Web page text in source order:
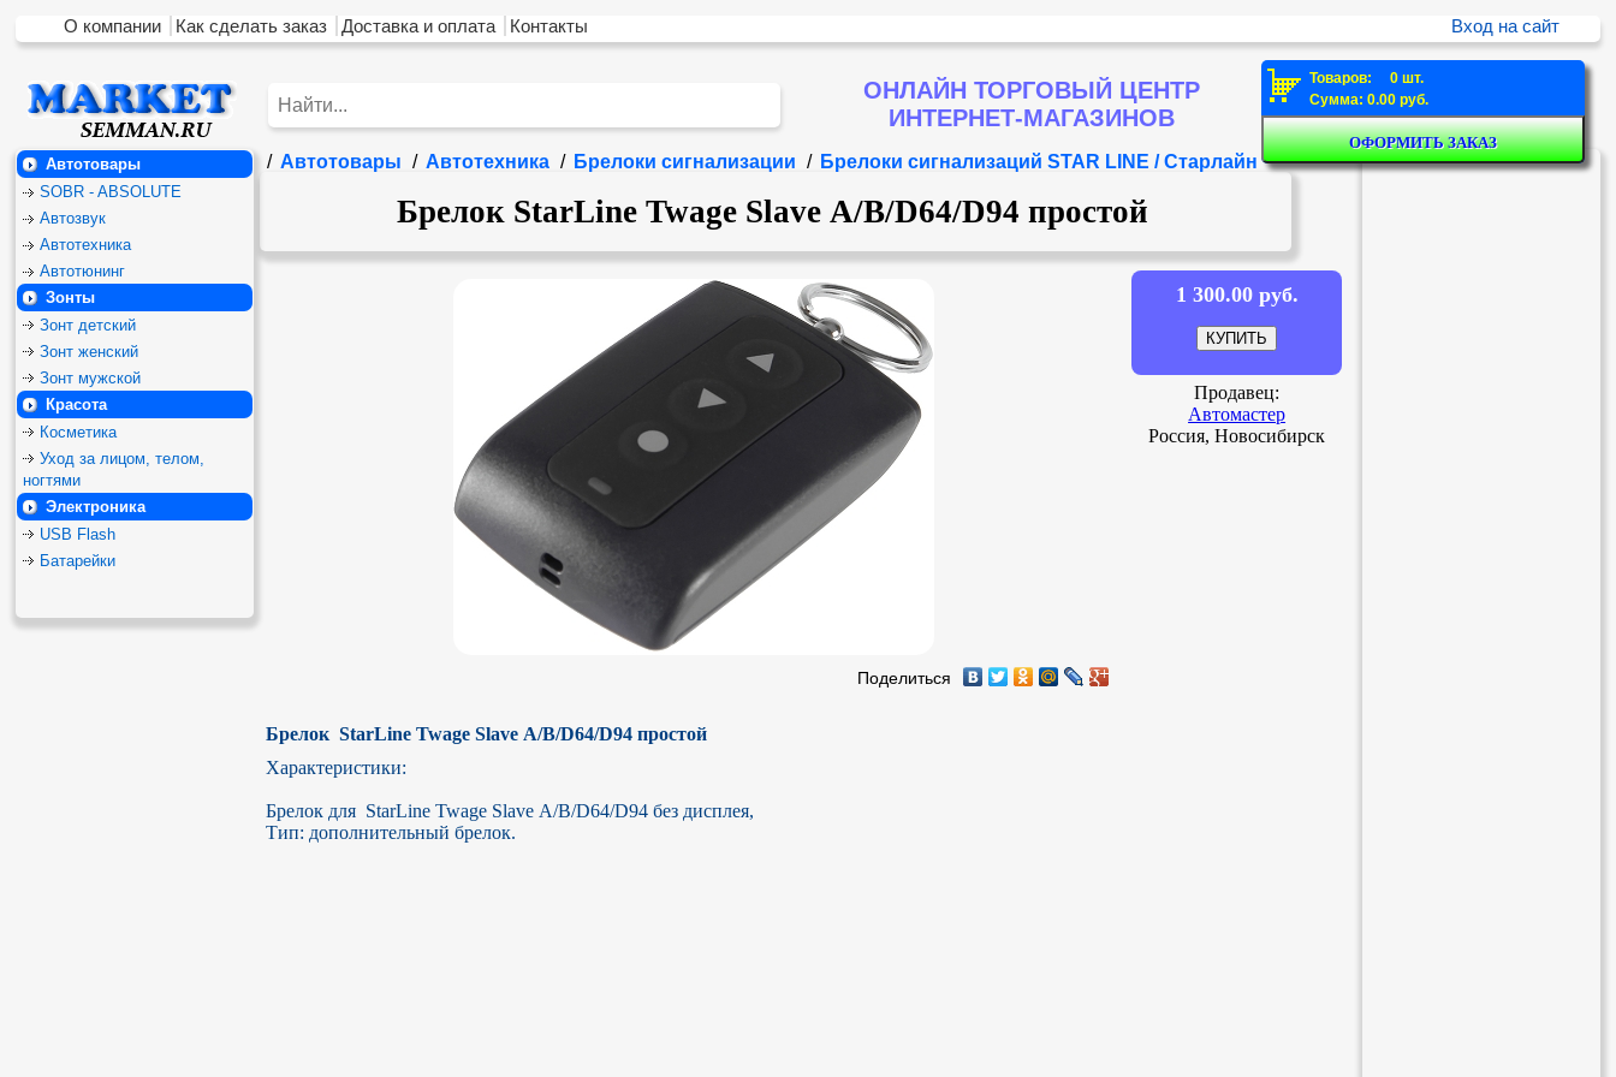
О компании Как сделать заказ Доставка и оплата Контакты Вход на сайт
ОНЛАЙН ТОРГОВЫЙ ЦЕНТР
ИНТЕРНЕТ-МАГАЗИНОВ
Товаров: 0 шт.
Сумма: 0.00 руб.
Автотовары
SOBR - ABSOLUTE
Автозвук
Автотехника
Автотюнинг
Зонты
Зонт детский
Зонт женский
Зонт мужской
Красота
Косметика
Уход за лицом, телом,
ногтями
Электроника
USB Flash
Батарейки
/ Автотовары / Автотехника / Брелоки сигнализации / Брелоки сигнализаций STAR LINE / Старлайн
Брелок StarLine Twage Slave А/B/D64/D94 простой
Поделиться
Брелок  StarLine Twage Slave А/B/D64/D94 простой
Характеристики:
Брелок для  StarLine Twage Slave А/B/D64/D94 без дисплея,
Тип: дополнительный брелок.
1 300.00 руб.
Продавец:
Автомастер
Россия, Новосибирск